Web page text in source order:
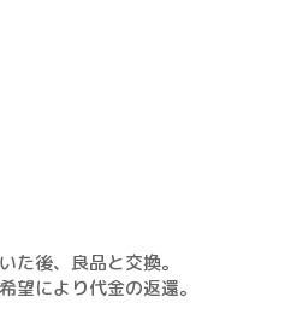
た後、良品と交換。
により代金の返還。